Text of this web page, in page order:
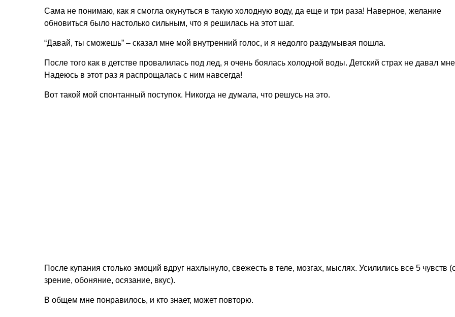
Сама не понимаю, как я смогла окунуться в такую холодную воду, да еще и три раза! Наверное, желание
обновиться было настолько сильным, что я решилась на этот шаг.
“Давай, ты сможешь” – сказал мне мой внутренний голос, и я недолго раздумывая пошла.
После того как в детстве провалилась под лед, я очень боялась холодной воды. Детский страх не давал
Надеюсь в этот раз я распрощалась с ним навсегда!
Вот такой мой спонтанный поступок. Никогда не думала, что решусь на это.
После купания столько эмоций вдруг нахлынуло, свежесть в теле, мозгах, мыслях. Усилились все 5 чувств
зрение, обоняние, осязание, вкус).
В общем мне понравилось, и кто знает, может повторю.